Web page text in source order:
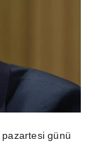
pazartesi günü